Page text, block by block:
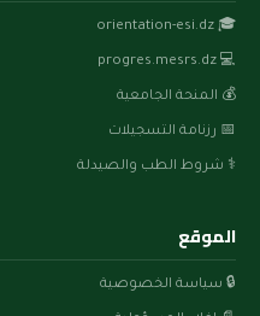
🎓 orientation-esi.dz
💻 progres.mesrs.dz
💰 المنحة الجامعية
📅 رزنامة التسجيلات
⚕️ شروط الطب والصيدلة
الموقع
🔒 سياسة الخصوصية